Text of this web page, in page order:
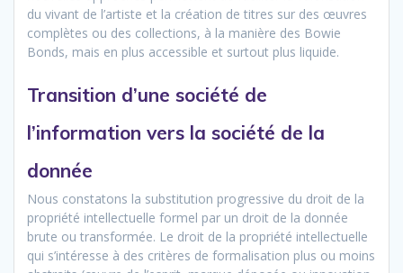
du vivant de l’artiste et la création de titres sur des œuvres
complètes ou des collections, à la manière des Bowie
Bonds, mais en plus accessible et surtout plus liquide.
Transition d’une société de
l’information vers la société de la
donnée
Nous constatons la substitution progressive du droit de la
propriété intellectuelle formel par un droit de la donnée
brute ou transformée. Le droit de la propriété intellectuelle
qui s’intéresse à des critères de formalisation plus ou moins